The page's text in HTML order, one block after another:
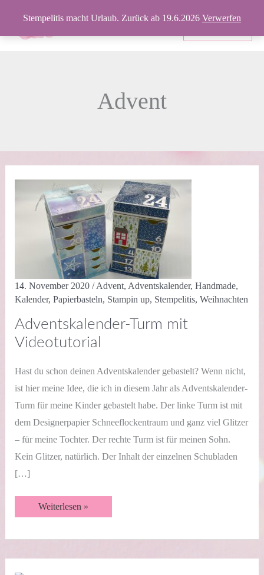
Stempelitis macht Urlaub. Zurück ab 19.6.2026 Verwerfen
springen
Produkte
Advent
14. November 2020 /Advent, Adventskalender, Handmade,
Kalender, Papierbasteln, Stampin up, Stempelitis, Weihnachten
Adventskalender-Turm mit
Videotutorial
Hast du schon deinen Adventskalender gebastelt? Wenn nicht,
ist hier meine Idee, die ich in diesem Jahr als Adventskalender-
Turm für meine Kinder gebastelt habe. Der linke Turm ist mit
dem Designerpapier Schneeflockentraum und ganz viel Glitzer
– für meine Tochter. Der rechte Turm ist für meinen Sohn.
Kein Glitzer, natürlich. Der Inhalt der einzelnen Schubladen
[…]
Adventskalender-
Turm
Weiterlesen »